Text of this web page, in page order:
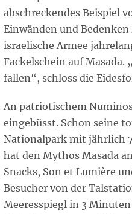
abschreckendes Beispiel
Einwänden und
israelische Armee
Fackelschein auf Masada.
fallen“, schloss die
An patriotischem
eingebüsst. Schon seine
Nationalpark mit jährlich
hat den Mythos Masada
Snacks, Son et Lumière
Besucher von der
Meeresspiegl in 3